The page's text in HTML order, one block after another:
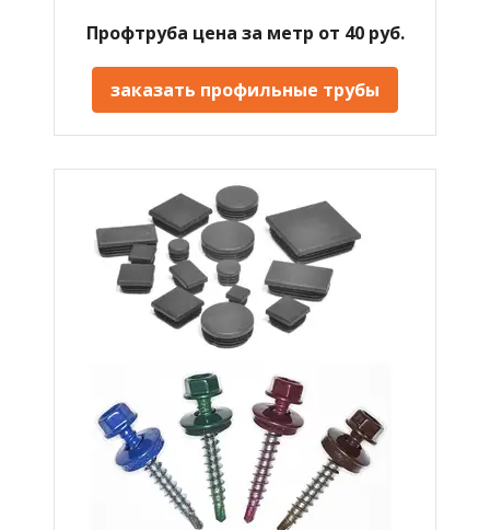
Профтруба цена за метр от 40 руб.
заказать профильные трубы